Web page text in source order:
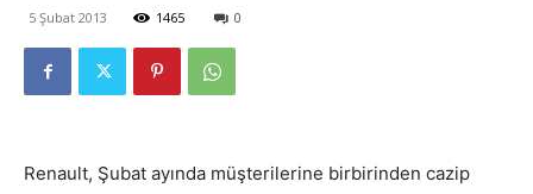
5 Şubat 2013 1465 0
Renault, Şubat ayında müşterilerine birbirinden cazip